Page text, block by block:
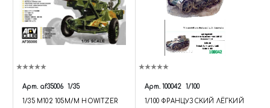
Арт. af35006 1/35
1/35 M102 105M/M HOWITZER
Арт. 100042 1/100
1/100 ФРАНЦУЗСКИЙ ЛЁГКИЙ